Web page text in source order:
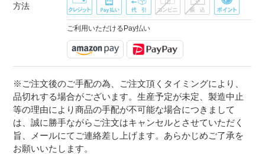
方法
ご利用いただけるPay払い
※ご注文後のご手配の為、ご注文頂くタイミングにより、
品切れする場合がございます。生産予定が未定、製造中止
等の理由により商品の手配が不可能な場合につきまして
は、誠に勝手ながらご注文はキャンセルとさせていただく
旨、メールにてご連絡差し上げます。あらかじめご了承を
お願いいたします。